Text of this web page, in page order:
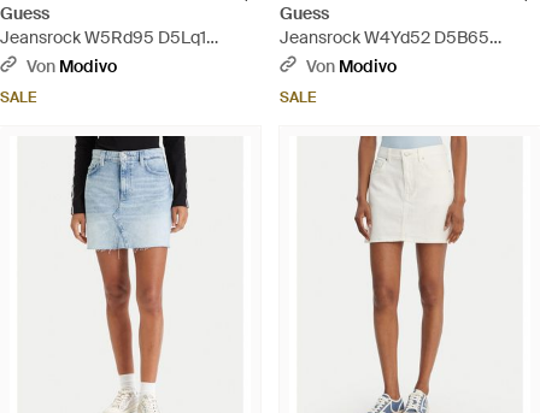
Guess
Jeansrock W5Rd95 D5Lq1
Regular Fit - Blau
Von Modivo
SALE
Guess
Jeansrock W4Yd52 D5B65
Regular Fit - Blau
Von Modivo
SALE